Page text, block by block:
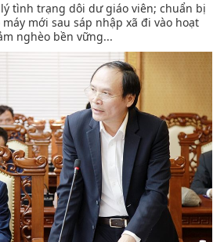
tình trạng dôi dư giáo viên; chuẩn bị
mới sau sáp nhập xã đi vào hoạt
nghèo bền vững...